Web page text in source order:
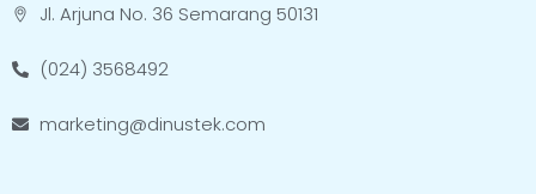
Jl. Arjuna No. 36 Semarang 50131
(024) 3568492
marketing@dinustek.com